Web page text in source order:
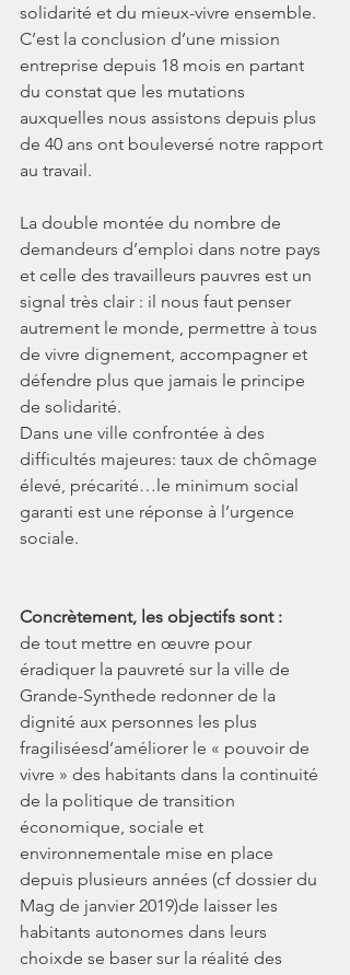
solidarité et du mieux-vivre ensemble.
C’est la conclusion d’une mission
entreprise depuis 18 mois en partant
du constat que les mutations
auxquelles nous assistons depuis plus
de 40 ans ont bouleversé notre rapport
au travail.
La double montée du nombre de
demandeurs d’emploi dans notre pays
et celle des travailleurs pauvres est un
signal très clair : il nous faut penser
autrement le monde, permettre à tous
de vivre dignement, accompagner et
défendre plus que jamais le principe
de solidarité.
Dans une ville confrontée à des
difficultés majeures: taux de chômage
élevé, précarité…le minimum social
garanti est une réponse à l’urgence
sociale.
Concrètement, les objectifs sont :
de tout mettre en œuvre pour
éradiquer la pauvreté sur la ville de
Grande-Synthede redonner de la
dignité aux personnes les plus
fragiliséesd’améliorer le « pouvoir de
vivre » des habitants dans la continuité
de la politique de transition
économique, sociale et
environnementale mise en place
depuis plusieurs années (cf dossier du
Mag de janvier 2019)de laisser les
habitants autonomes dans leurs
choixde se baser sur la réalité des